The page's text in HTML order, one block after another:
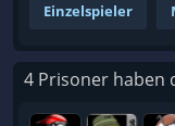
Einzelspieler
4 Prisoner haben